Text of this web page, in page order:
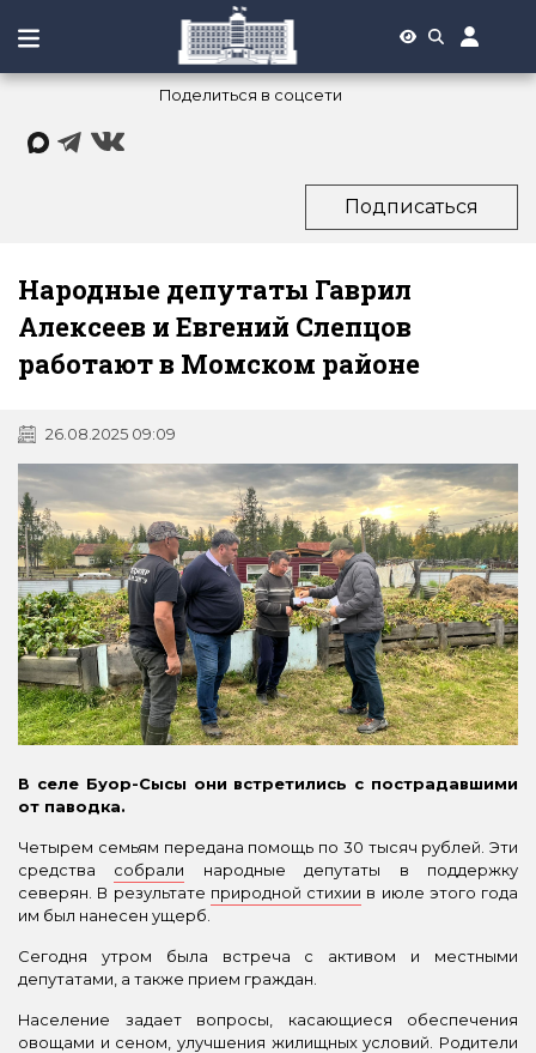
Поделиться в соцсети
Подписаться
Народные депутаты Гаврил
Алексеев и Евгений Слепцов
работают в Момском районе
26.08.2025 09:09
В селе Буор-Сысы они встретились с пострадавшими
от паводка.
Четырем семьям передана помощь по 30 тысяч рублей. Эти
средства собрали народные депутаты в поддержку
северян. В результате природной стихии в июле этого года
им был нанесен ущерб.
Сегодня утром была встреча с активом и местными
депутатами, а также прием граждан.
Население задает вопросы, касающиеся обеспечения
овощами и сеном, улучшения жилищных условий. Родители